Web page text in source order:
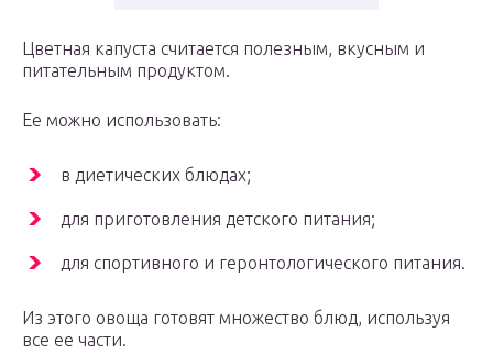
Цветная капуста считается полезным, вкусным и
питательным продуктом.
Ее можно использовать:
в диетических блюдах;
для приготовления детского питания;
для спортивного и геронтологического питания.
Из этого овоща готовят множество блюд, используя
все ее части.